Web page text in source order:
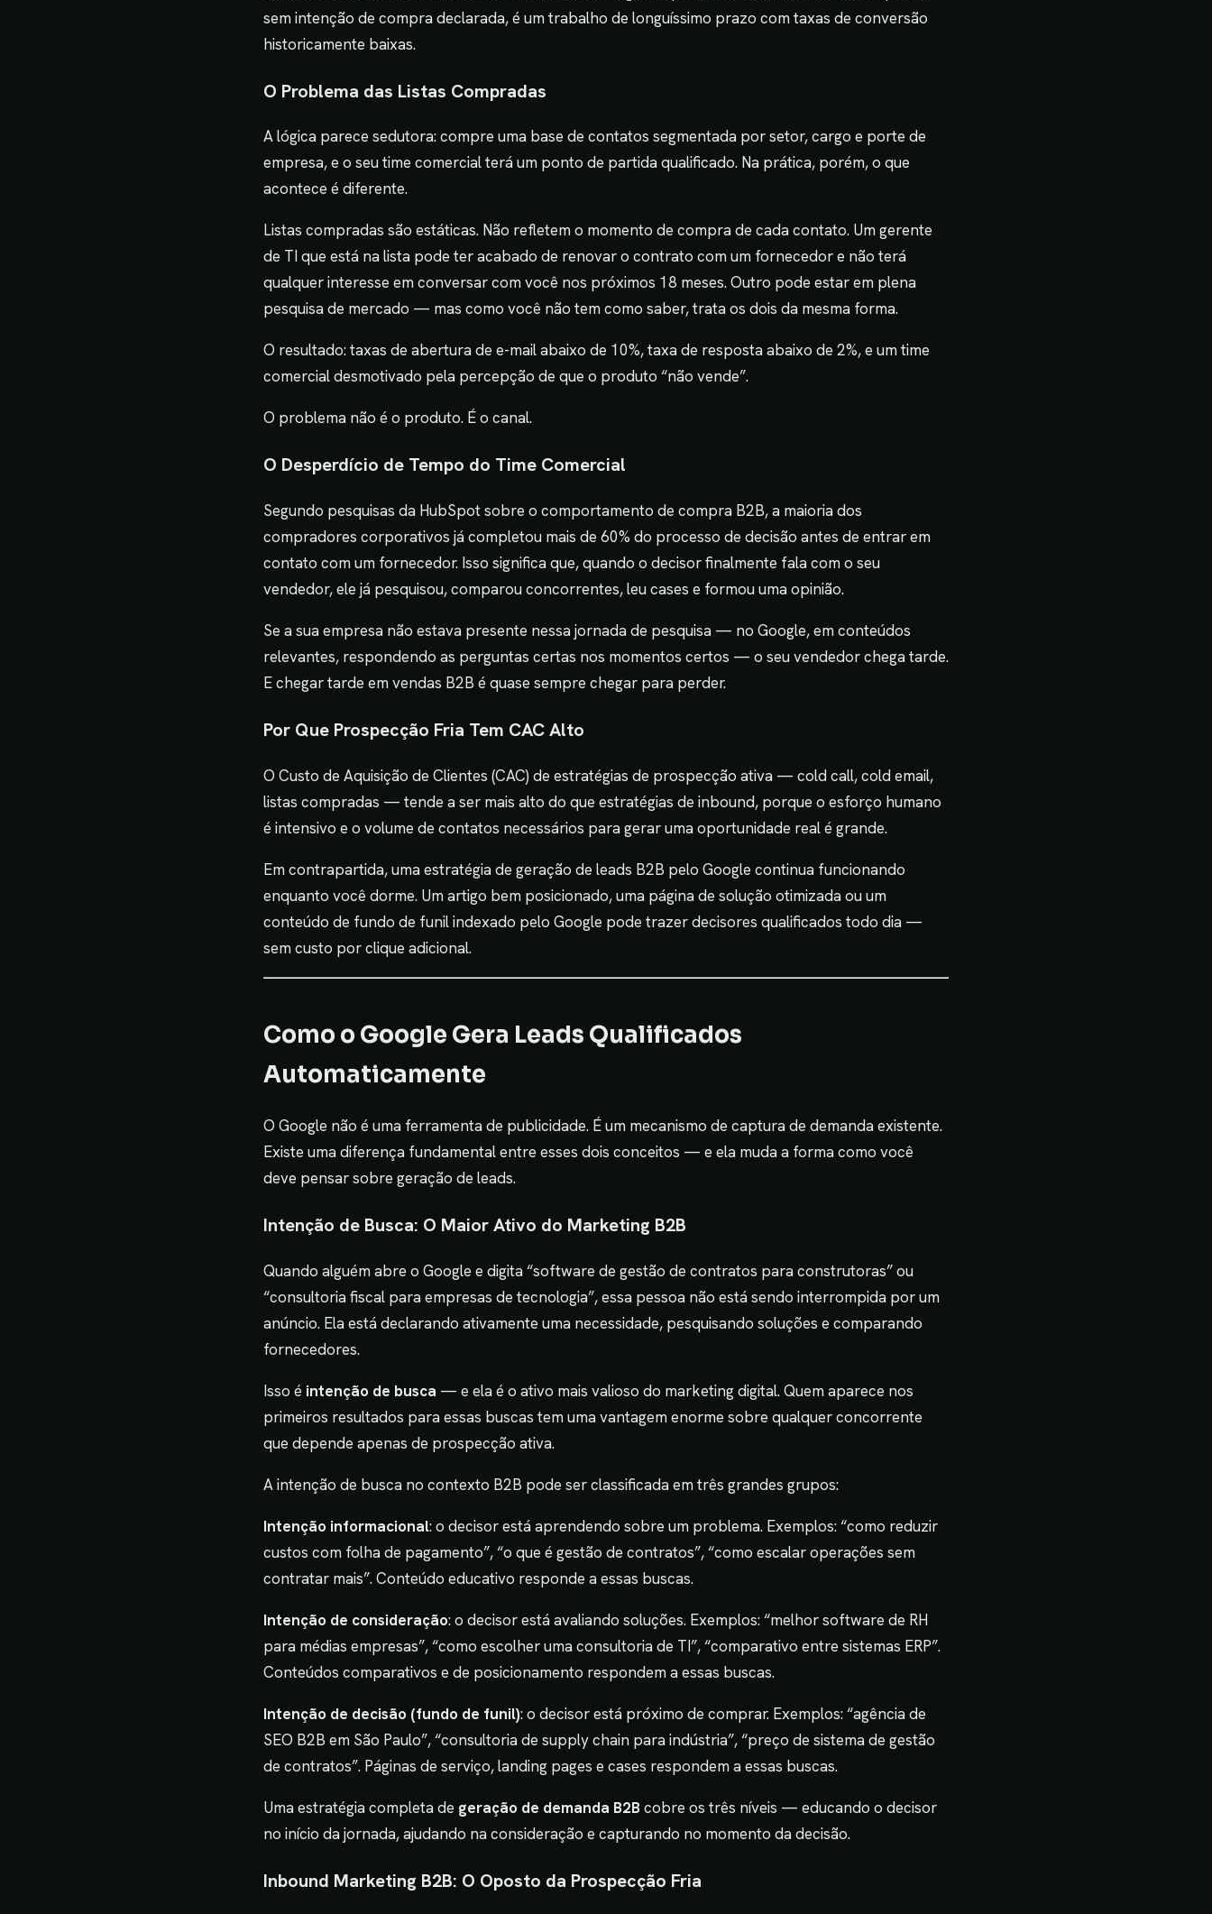
sem intenção de compra declarada, é um trabalho de longuíssimo prazo com taxas de conversão
historicamente baixas.
O Problema das Listas Compradas
A lógica parece sedutora: compre uma base de contatos segmentada por setor, cargo e porte de
empresa, e o seu time comercial terá um ponto de partida qualificado. Na prática, porém, o que
acontece é diferente.
Listas compradas são estáticas. Não refletem o momento de compra de cada contato. Um gerente
de TI que está na lista pode ter acabado de renovar o contrato com um fornecedor e não terá
qualquer interesse em conversar com você nos próximos 18 meses. Outro pode estar em plena
pesquisa de mercado — mas como você não tem como saber, trata os dois da mesma forma.
O resultado: taxas de abertura de e-mail abaixo de 10%, taxa de resposta abaixo de 2%, e um time
comercial desmotivado pela percepção de que o produto “não vende”.
O problema não é o produto. É o canal.
O Desperdício de Tempo do Time Comercial
Segundo pesquisas da HubSpot sobre o comportamento de compra B2B, a maioria dos
compradores corporativos já completou mais de 60% do processo de decisão antes de entrar em
contato com um fornecedor. Isso significa que, quando o decisor finalmente fala com o seu
vendedor, ele já pesquisou, comparou concorrentes, leu cases e formou uma opinião.
Se a sua empresa não estava presente nessa jornada de pesquisa — no Google, em conteúdos
relevantes, respondendo as perguntas certas nos momentos certos — o seu vendedor chega tarde.
E chegar tarde em vendas B2B é quase sempre chegar para perder.
Por Que Prospecção Fria Tem CAC Alto
O Custo de Aquisição de Clientes (CAC) de estratégias de prospecção ativa — cold call, cold email,
listas compradas — tende a ser mais alto do que estratégias de inbound, porque o esforço humano
é intensivo e o volume de contatos necessários para gerar uma oportunidade real é grande.
Em contrapartida, uma estratégia de geração de leads B2B pelo Google continua funcionando
enquanto você dorme. Um artigo bem posicionado, uma página de solução otimizada ou um
conteúdo de fundo de funil indexado pelo Google pode trazer decisores qualificados todo dia —
sem custo por clique adicional.
Como o Google Gera Leads Qualificados
Automaticamente
O Google não é uma ferramenta de publicidade. É um mecanismo de captura de demanda existente.
Existe uma diferença fundamental entre esses dois conceitos — e ela muda a forma como você
deve pensar sobre geração de leads.
Intenção de Busca: O Maior Ativo do Marketing B2B
Quando alguém abre o Google e digita “software de gestão de contratos para construtoras” ou
“consultoria fiscal para empresas de tecnologia”, essa pessoa não está sendo interrompida por um
anúncio. Ela está declarando ativamente uma necessidade, pesquisando soluções e comparando
fornecedores.
Isso é intenção de busca — e ela é o ativo mais valioso do marketing digital. Quem aparece nos
primeiros resultados para essas buscas tem uma vantagem enorme sobre qualquer concorrente
que depende apenas de prospecção ativa.
A intenção de busca no contexto B2B pode ser classificada em três grandes grupos:
Intenção informacional: o decisor está aprendendo sobre um problema. Exemplos: “como reduzir
custos com folha de pagamento”, “o que é gestão de contratos”, “como escalar operações sem
contratar mais”. Conteúdo educativo responde a essas buscas.
Intenção de consideração: o decisor está avaliando soluções. Exemplos: “melhor software de RH
para médias empresas”, “como escolher uma consultoria de TI”, “comparativo entre sistemas ERP”.
Conteúdos comparativos e de posicionamento respondem a essas buscas.
Intenção de decisão (fundo de funil): o decisor está próximo de comprar. Exemplos: “agência de
SEO B2B em São Paulo”, “consultoria de supply chain para indústria”, “preço de sistema de gestão
de contratos”. Páginas de serviço, landing pages e cases respondem a essas buscas.
Uma estratégia completa de geração de demanda B2B cobre os três níveis — educando o decisor
no início da jornada, ajudando na consideração e capturando no momento da decisão.
Inbound Marketing B2B: O Oposto da Prospecção Fria